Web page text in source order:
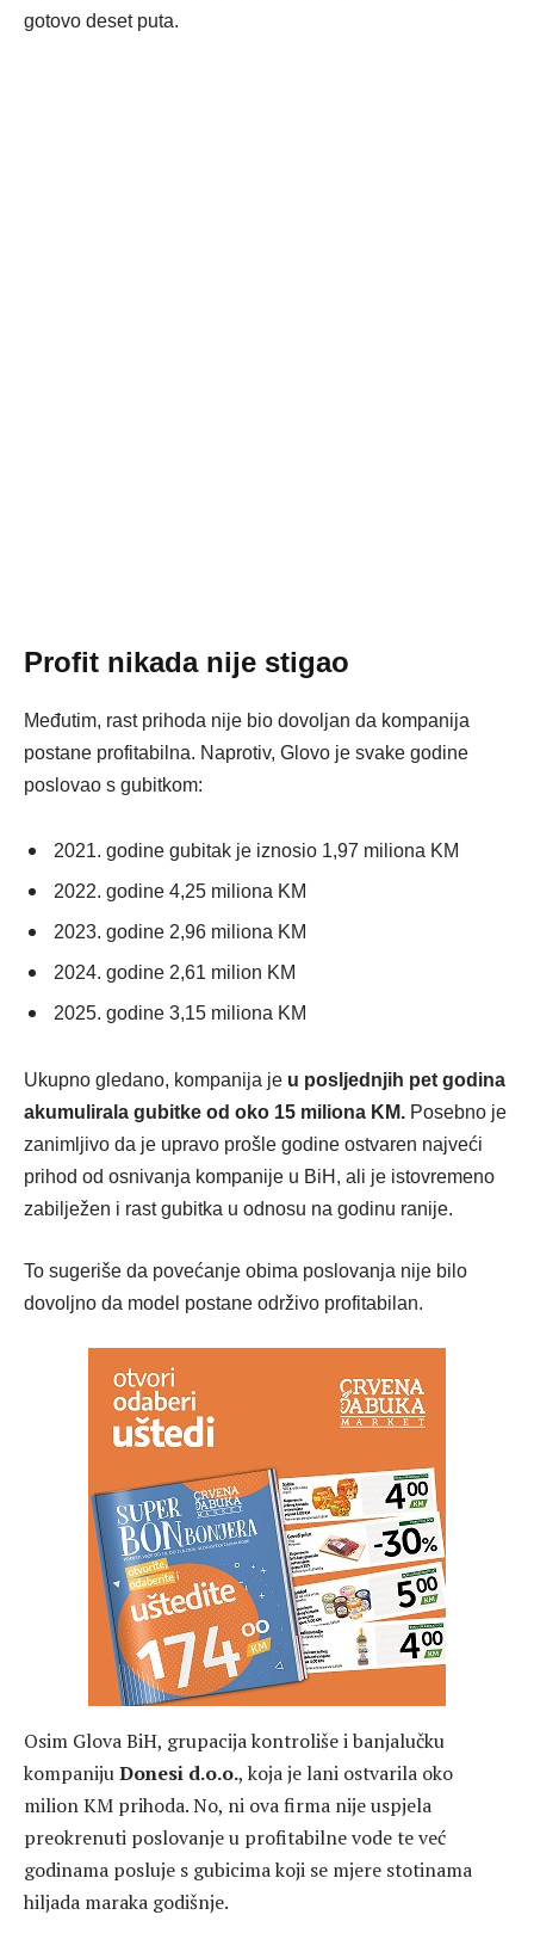
gotovo deset puta.
Profit nikada nije stigao
Međutim, rast prihoda nije bio dovoljan da kompanija
postane profitabilna. Naprotiv, Glovo je svake godine
poslovao s gubitkom:
2021. godine gubitak je iznosio 1,97 miliona KM
2022. godine 4,25 miliona KM
2023. godine 2,96 miliona KM
2024. godine 2,61 milion KM
2025. godine 3,15 miliona KM
Ukupno gledano, kompanija je u posljednjih pet godina
akumulirala gubitke od oko 15 miliona KM. Posebno je
zanimljivo da je upravo prošle godine ostvaren najveći
prihod od osnivanja kompanije u BiH, ali je istovremeno
zabilježen i rast gubitka u odnosu na godinu ranije.
To sugeriše da povećanje obima poslovanja nije bilo
dovoljno da model postane održivo profitabilan.
Osim Glova BiH, grupacija kontroliše i banjalučku
kompanijuDonesi d.o.o., koja je lani ostvarila oko
milion KM prihoda. No, ni ova firma nije uspjela
preokrenuti poslovanje u profitabilne vode te već
godinama posluje s gubicima koji se mjere stotinama
hiljada maraka godišnje.